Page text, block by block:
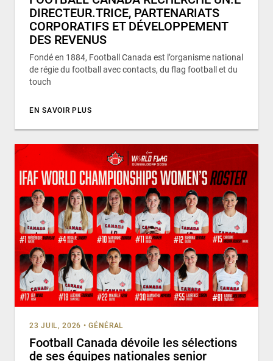
DIRECTEUR.TRICE, PARTENARIATS
CORPORATIFS ET DÉVELOPPEMENT
DES REVENUS
Fondé en 1884, Football Canada est l’organisme national
de régie du football avec contacts, du flag football et du
touch
EN SAVOIR PLUS
23 JUIL, 2026 • GÉNÉRAL
Football Canada dévoile les sélections
de ses équipes nationales senior